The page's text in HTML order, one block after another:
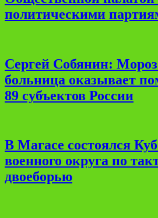
политическими
Сергей Собянин:
больница оказывает
89 субъектов России
В Магасе состоялся
военного округа по
двоеборью